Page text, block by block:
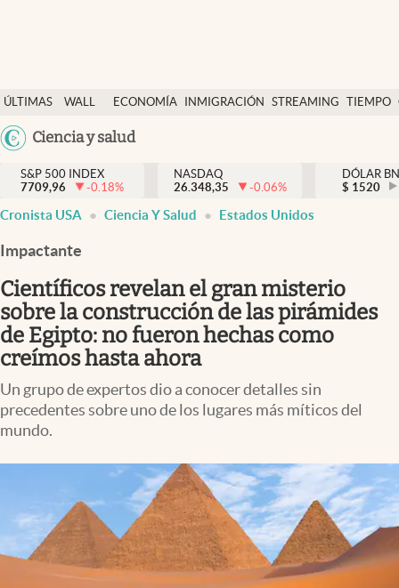
ÚLTIMAS
NOTICIAS
WALL
DÓLAR
ECONOMÍA INMIGRACIÓN STREAMING TIEMPO
México
Ciencia y salud
Finanzas y economía
Wall Street y dólar
Inmigración
Espiritual
Streaming
Lifestyle
S&P 500 INDEX
7709,96
-0.18%
NASDAQ
26.348,35
-0.06%
DÓLAR
$ 1520
Cronista USA Ciencia Y Salud Estados Unidos
Impactante
Científicos revelan el gran misterio
sobre la construcción de las pirámides
de Egipto: no fueron hechas como
creímos hasta ahora
Un grupo de expertos dio a conocer detalles sin
precedentes sobre uno de los lugares más míticos del
mundo.